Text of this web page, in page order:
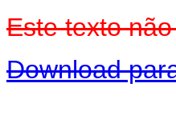
Este texto
Download